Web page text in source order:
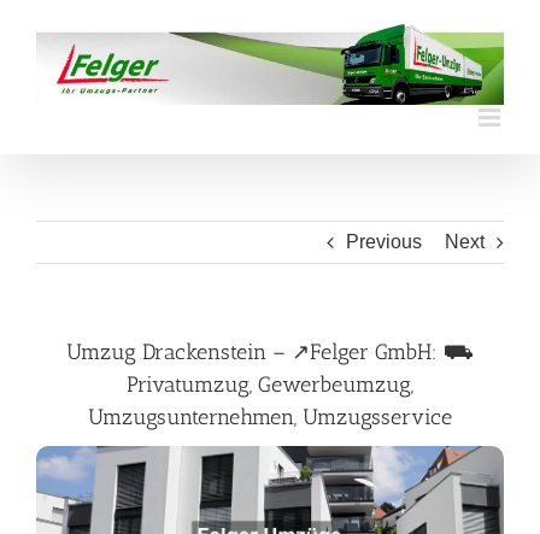
content
Previous Next
Umzug Drackenstein – ↗️Felger GmbH: ⛟
Privatumzug, Gewerbeumzug,
Umzugsunternehmen, Umzugsservice